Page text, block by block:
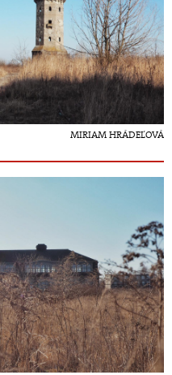
MIRIAM HRÁDEĽOVÁ